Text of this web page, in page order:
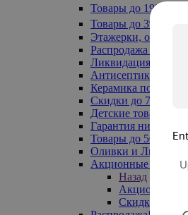
Товары до 199₽
Товары до 399₽
Этажерки, обувницы
Распродажа
Ликвидация до -70%
Антисептики
Керамика по 129 руб
Скидки до 70%
Детские товары
Гарантия низкой
Товары до 500 руб
Оливки и Лимоны
Акционные товары
Назад
Акционные
Скидка 20%